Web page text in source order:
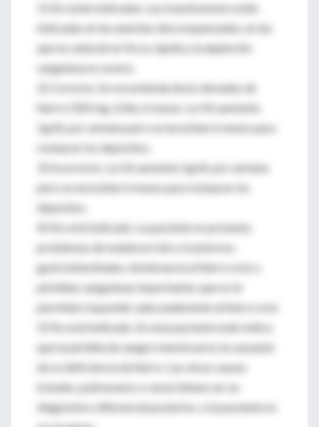
1) No están indicadas. Las transfusiones están
indicadas en las anemias descompensadas, en las
que la caída de la Hb es rápida y la depleción
sanguínea es severa.
2) Correcto. Se recomienda dosis elevadas de
hierro (320 mg, 2/día, 6 meses. La Hb aumenta
1g/dL por semana pero se necesitan 6 meses para
restaurar los depósitos.
3) Incorrecto. La Hb aumenta 1g/dL por semana
pero se necesitan 6 meses para restaurar los
depósitos.
4) No está indicado. La paciente no presenta
problemas de malabsorción o trastornos
gastrointestinales, intolerancia al hierro oral, o
pérdidas sanguíneas importantes que no le
permitan responder adecuadamente al hierro oral.
5) No está indicado. En esta paciente todo indica
que la pérdida de sangre menstrual es la causante
de su deficiencia de hierro. Las otras causas
(renales, pulmonares o raras) deben ser un
diagnóstico diferencial posterior, si la paciente no